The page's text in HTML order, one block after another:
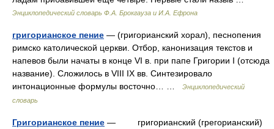
Энциклопедический словарь Ф.А. Брокгауза и И.А. Ефрона
григорианское пение — (григорианский хорал), песнопения
римско католической церкви. Отбор, канонизация текстов и
напевов были начаты в конце VI в. при папе Григории I (отсюда
название). Сложилось в VIII IX вв. Синтезировало
интонационные формулы восточно… …
Энциклопедический
словарь
Григорианское пение — григорианский (грегорианский)